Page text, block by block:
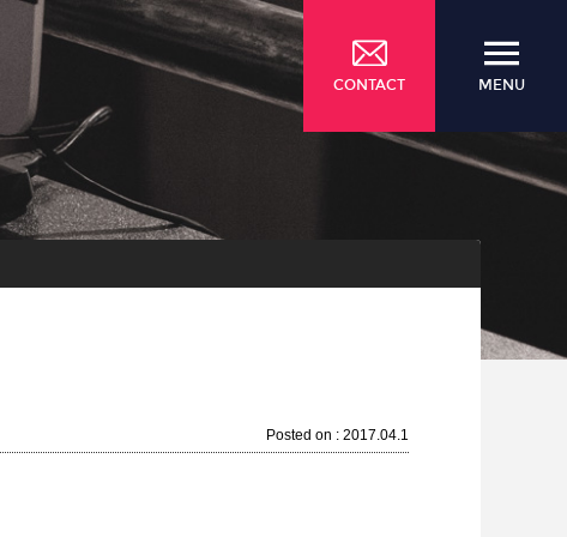
CONTACT MENU
Posted on : 2017.04.1